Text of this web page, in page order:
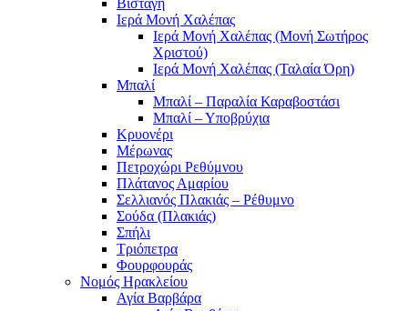
Βισταγή
Ιερά Μονή Χαλέπας
Ιερά Μονή Χαλέπας (Μονή Σωτήρος
Χριστού)
Ιερά Μονή Χαλέπας (Ταλαία Όρη)
Μπαλί
Μπαλί – Παραλία Καραβοστάσι
Μπαλί – Υποβρύχια
Κρυονέρι
Μέρωνας
Πετροχώρι Ρεθύμνου
Πλάτανος Αμαρίου
Σελλιανός Πλακιάς – Ρέθυμνο
Σούδα (Πλακιάς)
Σπήλι
Τριόπετρα
Φουρφουράς
Νομός Ηρακλείου
Αγία Βαρβάρα